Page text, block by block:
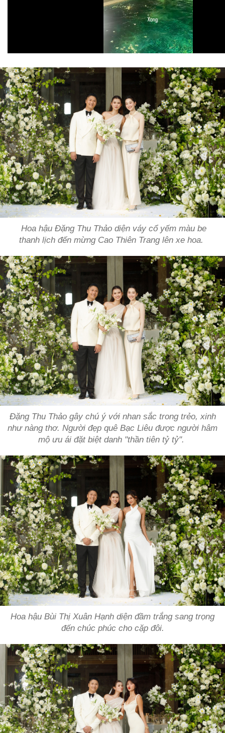
Hoa hậu Đặng Thu Thảo diện váy cổ yếm màu be
thanh lịch đến mừng Cao Thiên Trang lên xe hoa.
Đặng Thu Thảo gây chú ý với nhan sắc trong trẻo, xinh
như nàng thơ. Người đẹp quê Bạc Liêu được người hâm
mộ ưu ái đặt biệt danh "thần tiên tỷ tỷ".
Hoa hậu Bùi Thị Xuân Hạnh diện đầm trắng sang trọng
đến chúc phúc cho cặp đôi.